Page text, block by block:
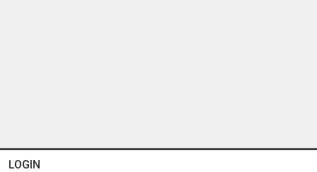
LOGIN